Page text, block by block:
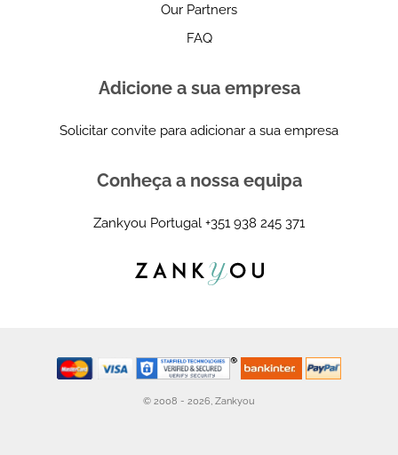
Our Partners
FAQ
Adicione a sua empresa
Solicitar convite para adicionar a sua empresa
Conheça a nossa equipa
Zankyou Portugal +351 938 245 371
© 2008 - 2026, Zankyou